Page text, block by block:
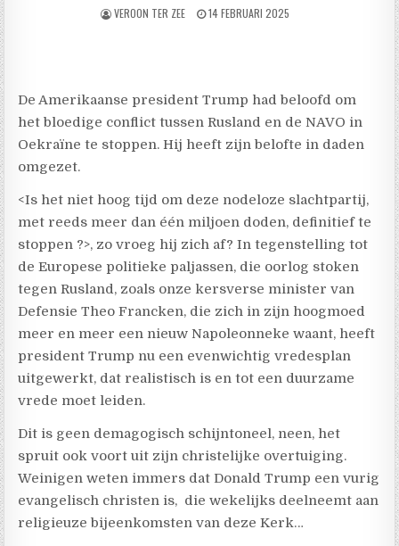
VEROON TER ZEE 14 FEBRUARI 2025
De Amerikaanse president Trump had beloofd om
het bloedige conflict tussen Rusland en de NAVO in
Oekraïne te stoppen. Hij heeft zijn belofte in daden
omgezet.
<Is het niet hoog tijd om deze nodeloze slachtpartij,
met reeds meer dan één miljoen doden, definitief te
stoppen ?>, zo vroeg hij zich af? In tegenstelling tot
de Europese politieke paljassen, die oorlog stoken
tegen Rusland, zoals onze kersverse minister van
Defensie Theo Francken, die zich in zijn hoogmoed
meer en meer een nieuw Napoleonneke waant, heeft
president Trump nu een evenwichtig vredesplan
uitgewerkt, dat realistisch is en tot een duurzame
vrede moet leiden.
Dit is geen demagogisch schijntoneel, neen, het
spruit ook voort uit zijn christelijke overtuiging.
Weinigen weten immers dat Donald Trump een vurig
evangelisch christen is, die wekelijks deelneemt aan
religieuze bijeenkomsten van deze Kerk…